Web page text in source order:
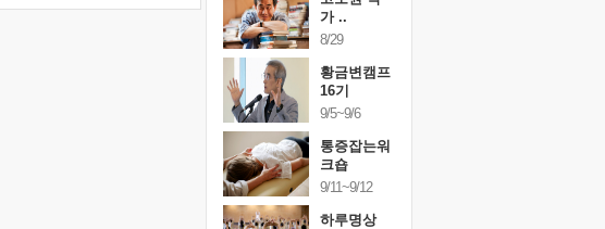
가 ..
8/29
황금변캠프
16기
9/5~9/6
통증잡는워
크숍
9/11~9/12
하루명상